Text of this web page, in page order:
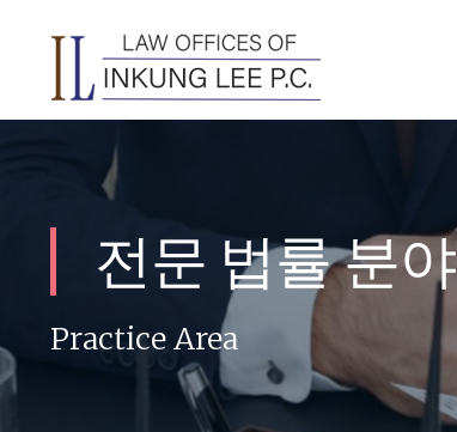
전문 법률 분야
Practice Area